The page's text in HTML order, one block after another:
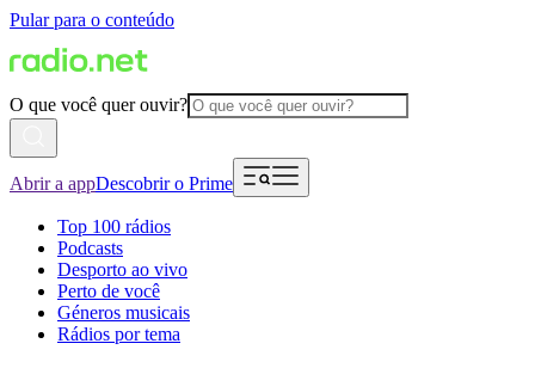
Pular para o conteúdo
O que você quer ouvir?
Abrir a appDescobrir o Prime
Top 100 rádios
Podcasts
Desporto ao vivo
Perto de você
Géneros musicais
Rádios por tema